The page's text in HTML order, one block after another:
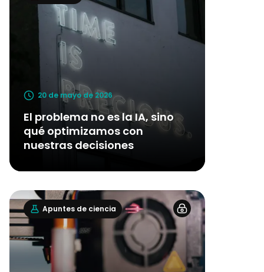
20 de mayo de 2026
El problema no es la IA, sino
qué optimizamos con
nuestras decisiones
Apuntes de ciencia